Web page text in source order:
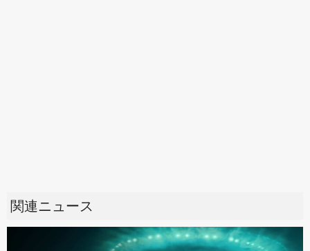
関連ニュース